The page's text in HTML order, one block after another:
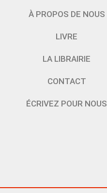
À PROPOS DE NOUS
LIVRE
LA LIBRAIRIE
CONTACT
ÉCRIVEZ POUR NOUS